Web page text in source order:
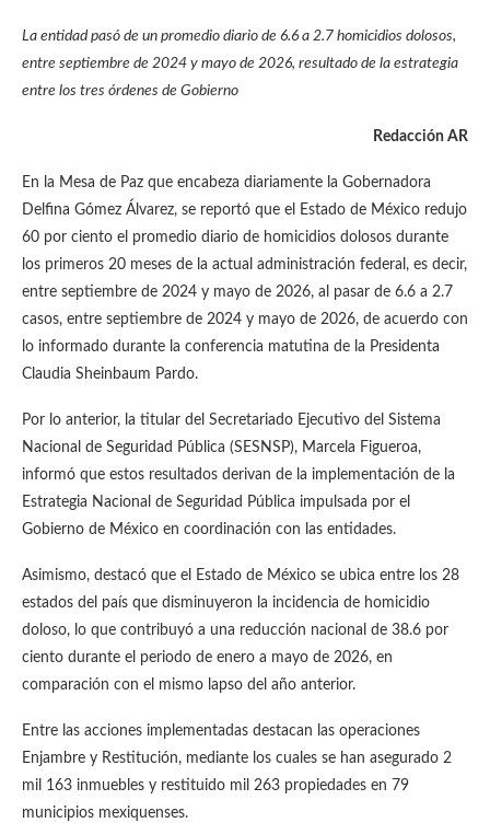
La entidad pasó de un promedio diario de 6.6 a 2.7 homicidios dolosos,
entre septiembre de 2024 y mayo de 2026, resultado de la estrategia
entre los tres órdenes de Gobierno
Redacción AR
En la Mesa de Paz que encabeza diariamente la Gobernadora
Delfina Gómez Álvarez, se reportó que el Estado de México redujo
60 por ciento el promedio diario de homicidios dolosos durante
los primeros 20 meses de la actual administración federal, es decir,
entre septiembre de 2024 y mayo de 2026, al pasar de 6.6 a 2.7
casos, entre septiembre de 2024 y mayo de 2026, de acuerdo con
lo informado durante la conferencia matutina de la Presidenta
Claudia Sheinbaum Pardo.
Por lo anterior, la titular del Secretariado Ejecutivo del Sistema
Nacional de Seguridad Pública (SESNSP), Marcela Figueroa,
informó que estos resultados derivan de la implementación de la
Estrategia Nacional de Seguridad Pública impulsada por el
Gobierno de México en coordinación con las entidades.
Asimismo, destacó que el Estado de México se ubica entre los 28
estados del país que disminuyeron la incidencia de homicidio
doloso, lo que contribuyó a una reducción nacional de 38.6 por
ciento durante el periodo de enero a mayo de 2026, en
comparación con el mismo lapso del año anterior.
Entre las acciones implementadas destacan las operaciones
Enjambre y Restitución, mediante los cuales se han asegurado 2
mil 163 inmuebles y restituido mil 263 propiedades en 79
municipios mexiquenses.